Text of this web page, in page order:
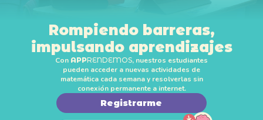
Rompiendo barreras,
impulsando aprendizajes
Con APPRENDEMOS, nuestros estudiantes
pueden acceder a nuevas actividades de
matemática cada semana y resolverlas sin
conexión permanente a internet.
Registrarme